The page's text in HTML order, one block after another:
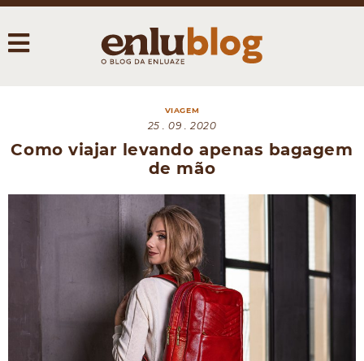
VIAGEM
25 . 09 . 2020
Como viajar levando apenas bagagem
de mão